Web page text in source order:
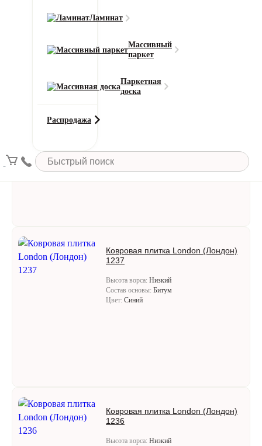
Ламинат
Массивный
паркет
Паркетная
доска
Распродажа
Ковровая плитка IVC Creative Spark
Ковровая плитка London (Лондон)
1237
Высота ворса: Низкий
Состав основы: Битум
Цвет: Синий
Ковровая плитка London (Лондон)
1236
Высота ворса: Низкий